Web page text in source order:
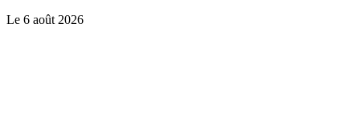
Le 6 août 2026